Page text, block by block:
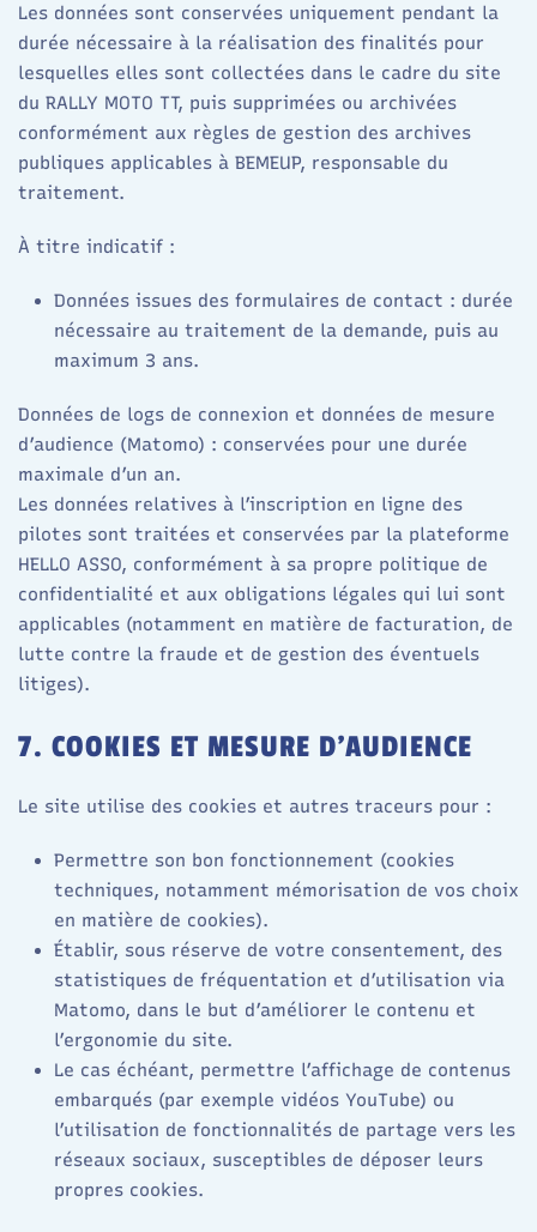
Les données sont conservées uniquement pendant la
durée nécessaire à la réalisation des finalités pour
lesquelles elles sont collectées dans le cadre du site
du RALLY MOTO TT, puis supprimées ou archivées
conformément aux règles de gestion des archives
publiques applicables à BEMEUP, responsable du
traitement.​
À titre indicatif :
Données issues des formulaires de contact : durée
nécessaire au traitement de la demande, puis au
maximum 3 ans.​
Données de logs de connexion et données de mesure
d’audience (Matomo) : conservées pour une durée
maximale d’un an.​
Les données relatives à l’inscription en ligne des
pilotes sont traitées et conservées par la plateforme
HELLO ASSO, conformément à sa propre politique de
confidentialité et aux obligations légales qui lui sont
applicables (notamment en matière de facturation, de
lutte contre la fraude et de gestion des éventuels
litiges).
7. COOKIES ET MESURE D’AUDIENCE
Le site utilise des cookies et autres traceurs pour :
Permettre son bon fonctionnement (cookies
techniques, notamment mémorisation de vos choix
en matière de cookies).
Établir, sous réserve de votre consentement, des
statistiques de fréquentation et d’utilisation via
Matomo, dans le but d’améliorer le contenu et
l’ergonomie du site.​
Le cas échéant, permettre l’affichage de contenus
embarqués (par exemple vidéos YouTube) ou
l’utilisation de fonctionnalités de partage vers les
réseaux sociaux, susceptibles de déposer leurs
propres cookies.​